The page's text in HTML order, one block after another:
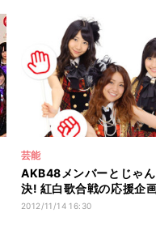
芸能
AKB48メンバーとじゃ
決! 紅白歌合戦の応援企
よスタート
2012/11/14 16:30